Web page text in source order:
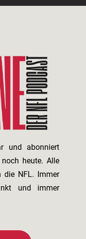
und abonniert
heute. Alle
die NFL. Immer
und immer